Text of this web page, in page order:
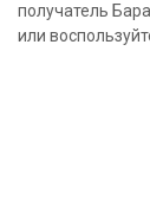
получатель
или